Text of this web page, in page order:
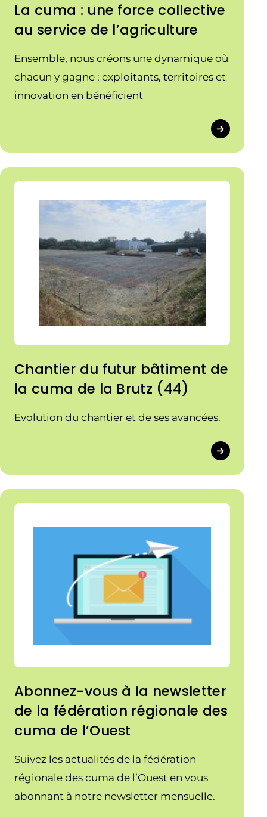
La cuma : une force collective
au service de l’agriculture
Ensemble, nous créons une dynamique où
chacun y gagne : exploitants, territoires et
innovation en bénéficient
Chantier du futur bâtiment de
la cuma de la Brutz (44)
Evolution du chantier et de ses avancées.
Abonnez-vous à la newsletter
de la fédération régionale des
cuma de l’Ouest
Suivez les actualités de la fédération
régionale des cuma de l’Ouest en vous
abonnant à notre newsletter mensuelle.